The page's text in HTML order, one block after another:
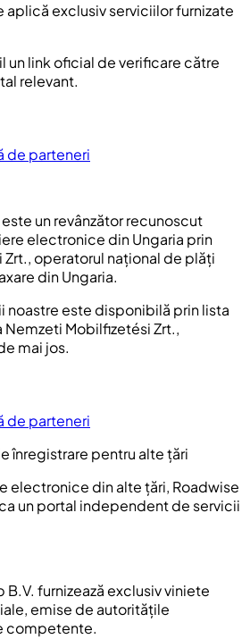
aplică exclusiv serviciilor furnizate
un link oficial de verificare către
relevant.
de parteneri
un revânzător recunoscut
electronice din Ungaria prin
operatorul național de plăți
din Ungaria.
noastre este disponibilă prin lista
Mobilfizetési Zrt.,
mai jos.
de parteneri
înregistrare pentru alte țări
electronice din alte țări, Roadwise
un portal independent de servicii
B.V. furnizează exclusiv viniete
emise de autoritățile
competente.